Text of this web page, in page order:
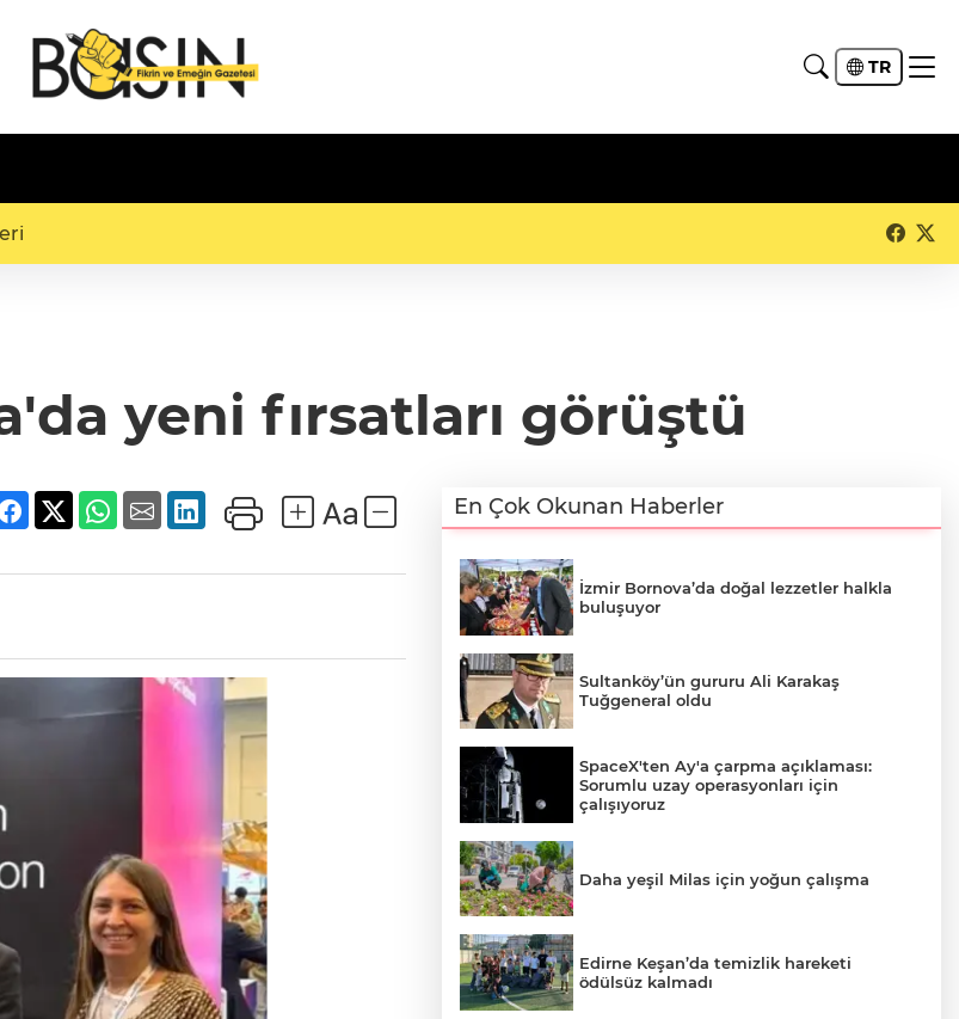
TR
yeni fırsatları görüştü
En Çok Okunan Haberler
İzmir Bornova’da doğal lezzetler halkla
buluşuyor
Sultanköy’ün gururu Ali Karakaş
Tuğgeneral oldu
SpaceX'ten Ay'a çarpma açıklaması:
Sorumlu uzay operasyonları için
çalışıyoruz
Daha yeşil Milas için yoğun çalışma
Edirne Keşan’da temizlik hareketi
ödülsüz kalmadı